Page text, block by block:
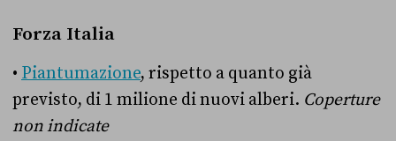
Forza Italia
• Piantumazione, rispetto a quanto già
previsto, di 1 milione di nuovi alberi. Coperture
non indicate